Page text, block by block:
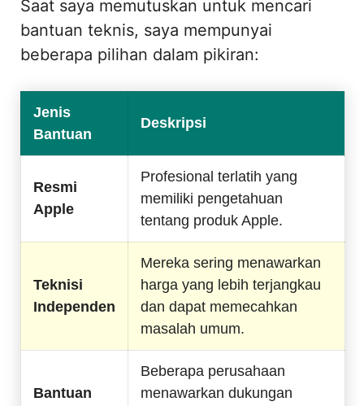
Saat saya memutuskan untuk mencari
bantuan teknis, saya mempunyai
beberapa pilihan dalam pikiran:
Jenis
Bantuan
Deskripsi
Resmi
Apple
Profesional terlatih yang
memiliki pengetahuan
tentang produk Apple.
Teknisi
Independen
Mereka sering menawarkan
harga yang lebih terjangkau
dan dapat memecahkan
masalah umum.
Bantuan
Beberapa perusahaan
menawarkan dukungan